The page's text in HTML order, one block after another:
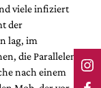
viele infiziert
der
lag, im
die Parallelen
nach einem